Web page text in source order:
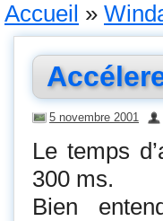
Accueil »
5 novembre 2001
Le temps
300 ms.
Bien